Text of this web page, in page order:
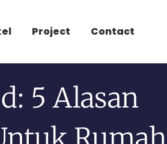
Project Contact
5 Alasan